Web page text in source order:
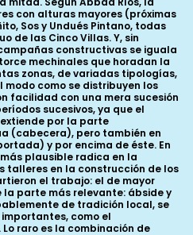
con alturas mayores (próximas
Sos y Undués Pintano, todas
de las Cinco Villas. Y, sin
constructivas se iguala
mechinales que horadan la
zonas, de variadas tipologías,
modo como se distribuyen los
facilidad con una mera sucesión
sucesivos, ya que el
por la parte
(cabecera), pero también en
y por encima de éste. En
plausible radica en la
talleres en la construcción de los
el trabajo: el de mayor
parte más relevante: ábside y
de tradición local, se
como el
raro es la combinación de